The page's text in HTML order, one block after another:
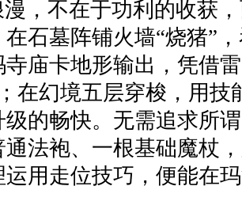
，不在于功利的收获
石墓阵铺火墙“烧猪”
寺庙卡地形输出，凭借
在幻境五层穿梭，用技
的畅快。无需追求所
通法袍、一根基础魔杖
用走位技巧，便能在